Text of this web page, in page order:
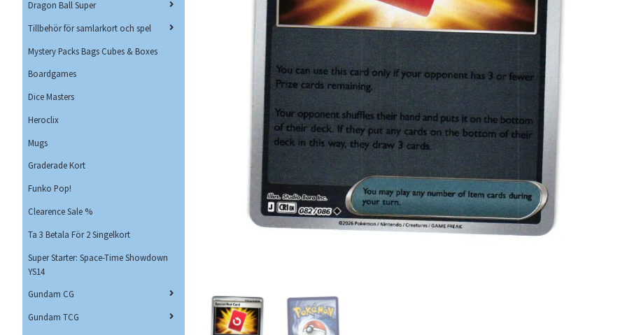
Dragon Ball Super
Tillbehör för samlarkort och spel
Mystery Packs Bags Cubes & Boxes
Boardgames
Dice Masters
Heroclix
Mugs
Graderade Kort
Funko Pop!
Clearence Sale %
Ta 3 Betala För 2 Singelkort
Super Starter: Space-Time Showdown
YS14
Gundam CG
Gundam TCG